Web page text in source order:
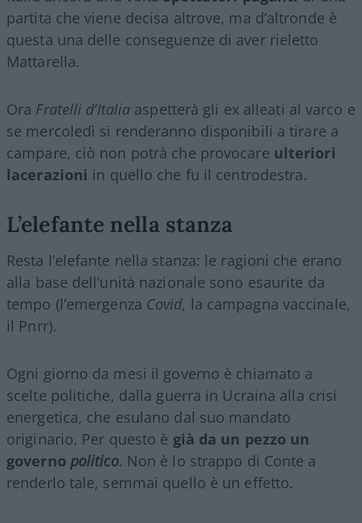
partita che viene decisa altrove, ma d’altronde è
questa una delle conseguenze di aver rieletto
Mattarella.
Ora Fratelli d’Italia aspetterà gli ex alleati al varco e
se mercoledì si renderanno disponibili a tirare a
campare, ciò non potrà che provocare ulteriori
lacerazioni in quello che fu il centrodestra.
L’elefante nella stanza
Resta l’elefante nella stanza: le ragioni che erano
alla base dell’unità nazionale sono esaurite da
tempo (l’emergenza Covid, la campagna vaccinale,
il Pnrr).
Ogni giorno da mesi il governo è chiamato a
scelte politiche, dalla guerra in Ucraina alla crisi
energetica, che esulano dal suo mandato
originario. Per questo è già da un pezzo un
governo politico. Non è lo strappo di Conte a
renderlo tale, semmai quello è un effetto.